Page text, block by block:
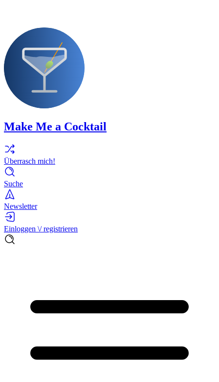
Make Me a Cocktail
Überrasch mich!
Suche
Newsletter
Einloggen \/ registrieren